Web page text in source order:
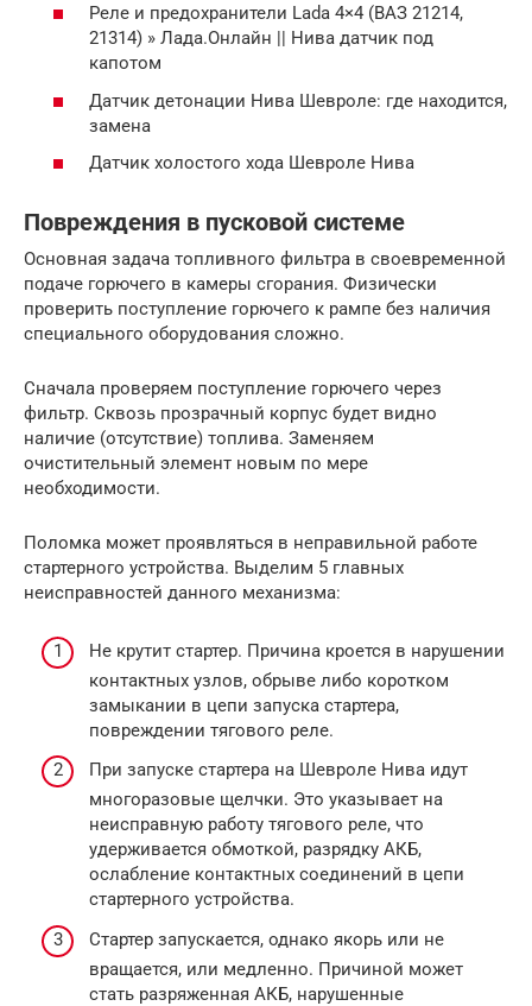
Реле и предохранители Lada 4×4 (ВАЗ 21214,
21314) » Лада.Онлайн || Нива датчик под
капотом
Датчик детонации Нива Шевроле: где находится,
замена
Датчик холостого хода Шевроле Нива
Повреждения в пусковой системе
Основная задача топливного фильтра в своевременной
подаче горючего в камеры сгорания. Физически
проверить поступление горючего к рампе без наличия
специального оборудования сложно.
Сначала проверяем поступление горючего через
фильтр. Сквозь прозрачный корпус будет видно
наличие (отсутствие) топлива. Заменяем
очистительный элемент новым по мере
необходимости.
Поломка может проявляться в неправильной работе
стартерного устройства. Выделим 5 главных
неисправностей данного механизма:
Не крутит стартер. Причина кроется в нарушении
контактных узлов, обрыве либо коротком
замыкании в цепи запуска стартера,
повреждении тягового реле.
При запуске стартера на Шевроле Нива идут
многоразовые щелчки. Это указывает на
неисправную работу тягового реле, что
удерживается обмоткой, разрядку АКБ,
ослабление контактных соединений в цепи
стартерного устройства.
Стартер запускается, однако якорь или не
вращается, или медленно. Причиной может
стать разряженная АКБ, нарушенные